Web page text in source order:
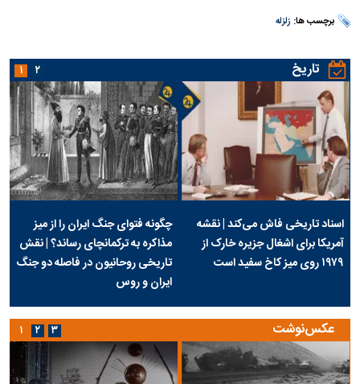
برچسب ها: زلزله
تاریخ
اسناد تاریخی فاش می‌کند | نقشه
آمریکا برای اشغال جزیره خارک از
۱۹۷۹ روی میز کاخ سفید است
چگونه فتوای جنگ ایران را از میز
مذاکره به ترکمانچای رساند؟ | نقش
تاریخی روحانیون در فاصله دو جنگ
ایران و روس
۱ ۲
عکس‌نوشت ۱ ۲ ۳